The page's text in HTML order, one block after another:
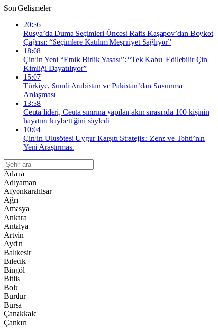
Son Gelişmeler
20:36
Rusya’da Duma Seçimleri Öncesi Rafis Kaşapov’dan Boykot
Çağrısı: “Seçimlere Katılım Meşruiyet Sağlıyor”
18:08
Çin’in Yeni “Etnik Birlik Yasası”: “Tek Kabul Edilebilir Çin
Kimliği Dayatılıyor”
15:07
Türkiye, Suudi Arabistan ve Pakistan’dan Savunma
Anlaşması
13:38
Ceuta lideri, Ceuta sınırına yapılan akın sırasında 100 kişinin
hayatını kaybettiğini söyledi
10:04
Çin’in Ulusötesi Uygur Karşıtı Stratejisi: Zenz ve Tohti’nin
Yeni Araştırması
Adana
Adıyaman
Afyonkarahisar
Ağrı
Amasya
Ankara
Antalya
Artvin
Aydın
Balıkesir
Bilecik
Bingöl
Bitlis
Bolu
Burdur
Bursa
Çanakkale
Çankırı